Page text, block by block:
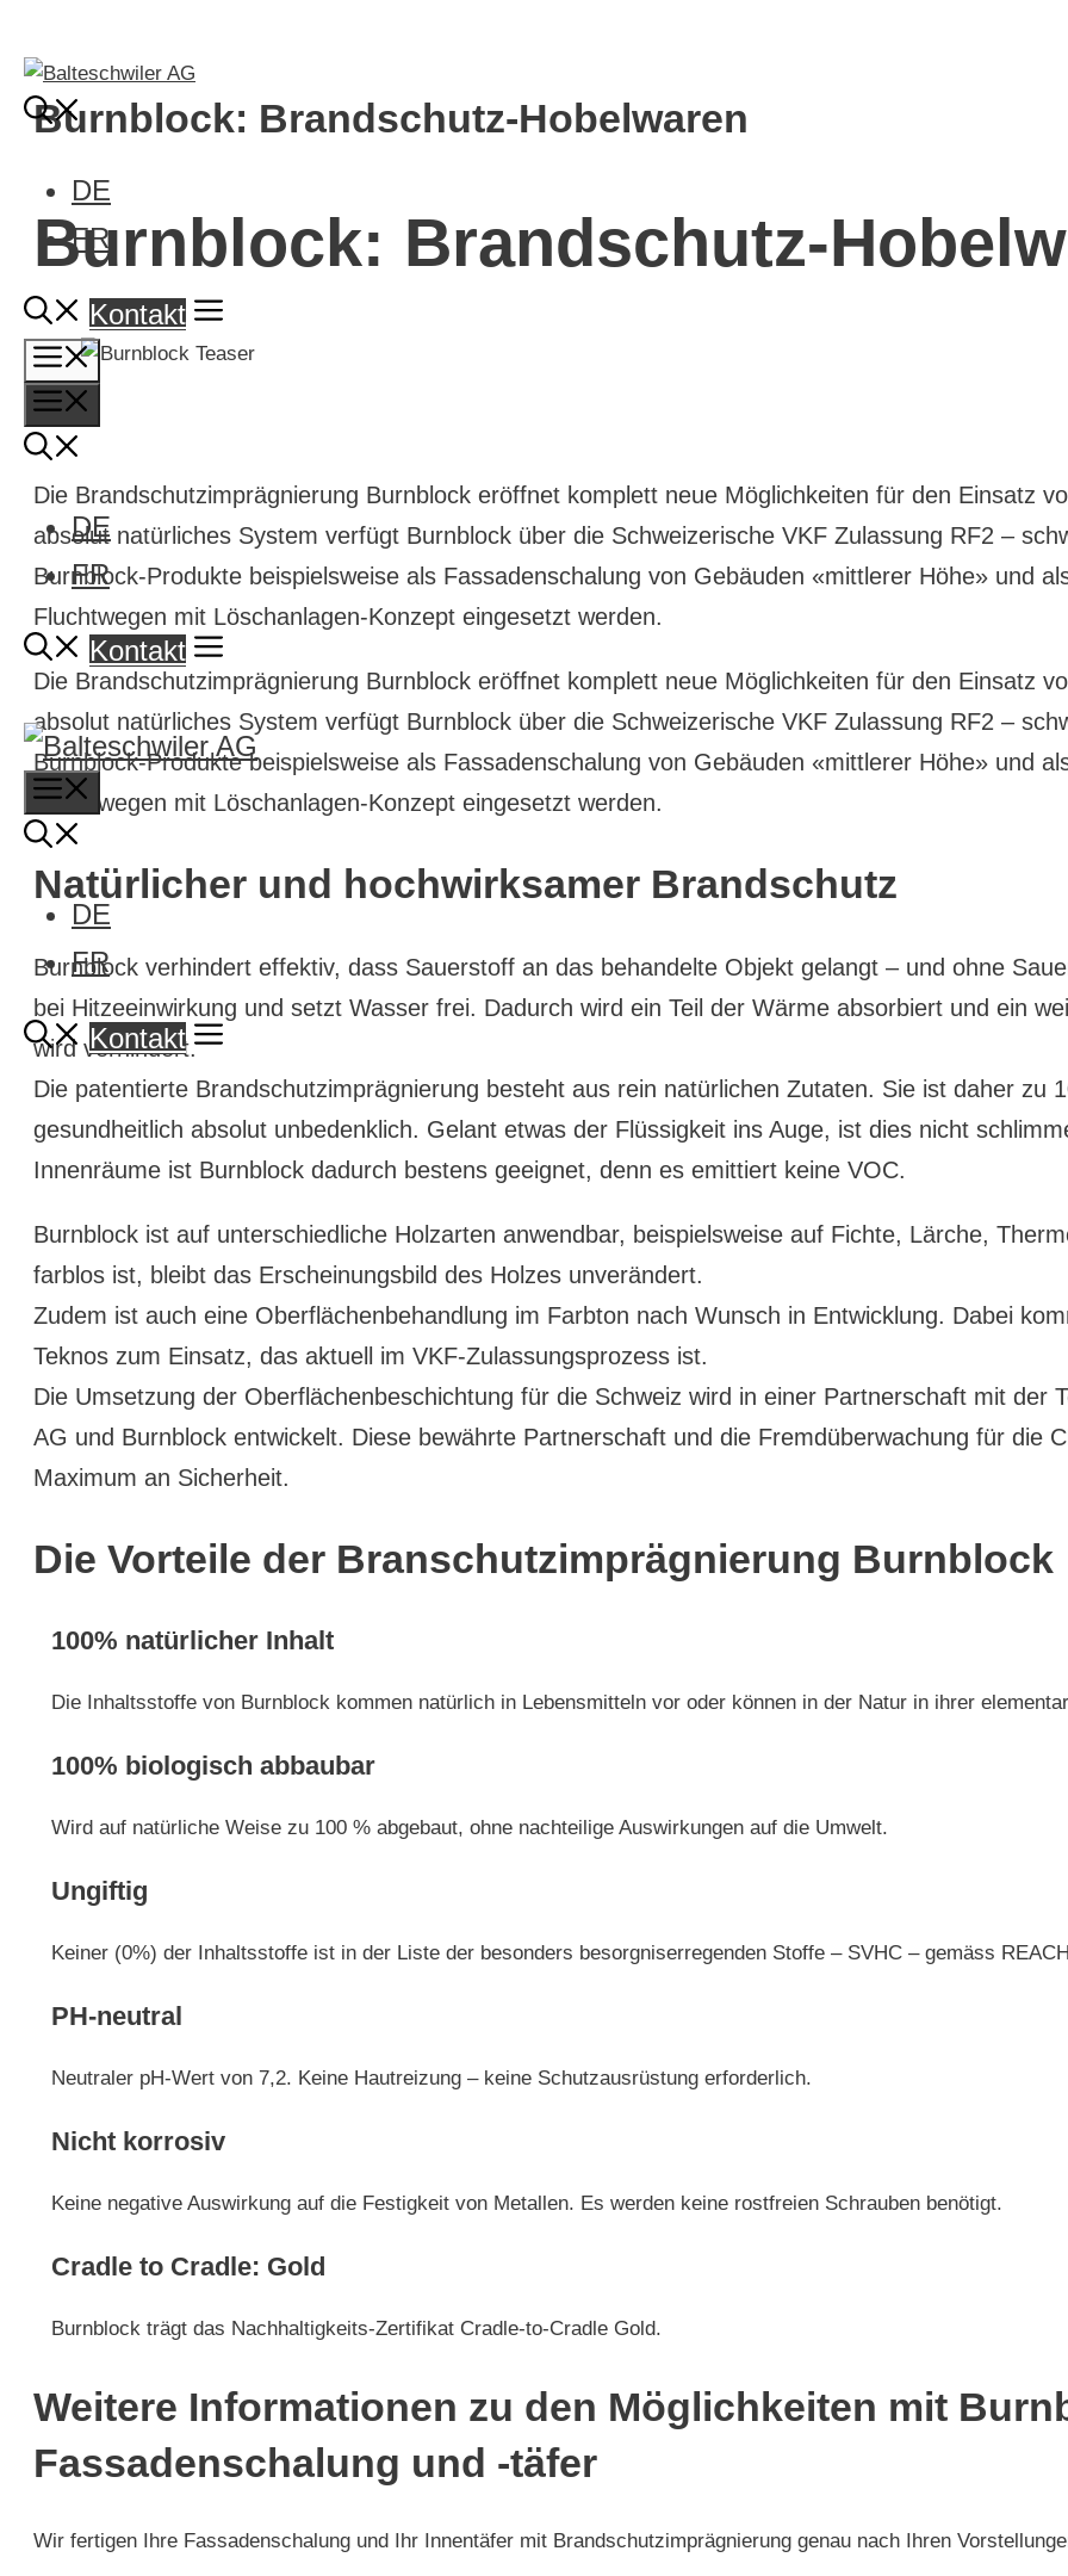
zum
Inhalt
DE
FR
Kontakt
Menü
DE
FR
Kontakt
Menu
DE
FR
Kontakt
Burnblock: Brandschutz-Hobelwaren
Burnblock: Brandschutz-
Die Brandschutzimprägnierung Burnblock eröffnet komplett neue Möglichkeiten für den Einsatz
absolut natürliches System verfügt Burnblock über die Schweizerische VKF Zulassung RF2 –
Burnblock-Produkte beispielsweise als Fassadenschalung von Gebäuden «mittlerer Höhe» und
Fluchtwegen mit Löschanlagen-Konzept eingesetzt werden.
Die Brandschutzimprägnierung Burnblock eröffnet komplett neue Möglichkeiten für den Einsatz
absolut natürliches System verfügt Burnblock über die Schweizerische VKF Zulassung RF2 –
Burnblock-Produkte beispielsweise als Fassadenschalung von Gebäuden «mittlerer Höhe» und
Fluchtwegen mit Löschanlagen-Konzept eingesetzt werden.
Natürlicher und hochwirksamer Brandschutz
Burnblock verhindert effektiv, dass Sauerstoff an das behandelte Objekt gelangt – und ohne
bei Hitzeeinwirkung und setzt Wasser frei. Dadurch wird ein Teil der Wärme absorbiert und ein
wird verhindert.
Die patentierte Brandschutzimprägnierung besteht aus rein natürlichen Zutaten. Sie ist daher zu
gesundheitlich absolut unbedenklich. Gelant etwas der Flüssigkeit ins Auge, ist dies nicht
Innenräume ist Burnblock dadurch bestens geeignet, denn es emittiert keine VOC.
Burnblock ist auf unterschiedliche Holzarten anwendbar, beispielsweise auf Fichte, Lärche,
farblos ist, bleibt das Erscheinungsbild des Holzes unverändert.
Zudem ist auch eine Oberflächenbehandlung im Farbton nach Wunsch in Entwicklung. Dabei
Teknos zum Einsatz, das aktuell im VKF-Zulassungsprozess ist.
Die Umsetzung der Oberflächenbeschichtung für die Schweiz wird in einer Partnerschaft mit der
AG und Burnblock entwickelt. Diese bewährte Partnerschaft und die Fremdüberwachung für die
Maximum an Sicherheit.
Die Vorteile der Branschutzimprägnierung Burnblock
100% natürlicher Inhalt
Die Inhaltsstoffe von Burnblock kommen natürlich in Lebensmitteln vor oder können in der Natur in ihrer
100% biologisch abbaubar
Wird auf natürliche Weise zu 100 % abgebaut, ohne nachteilige Auswirkungen auf die Umwelt.
Ungiftig
Keiner (0%) der Inhaltsstoffe ist in der Liste der besonders besorgniserregenden Stoffe – SVHC – gemäss
PH-neutral
Neutraler pH-Wert von 7,2. Keine Hautreizung – keine Schutzausrüstung erforderlich.
Nicht korrosiv
Keine negative Auswirkung auf die Festigkeit von Metallen. Es werden keine rostfreien Schrauben benötigt.
Cradle to Cradle: Gold
Burnblock trägt das Nachhaltigkeits-Zertifikat Cradle-to-Cradle Gold.
Weitere Informationen zu den Möglichkeiten mit
Fassadenschalung und -täfer
Wir fertigen Ihre Fassadenschalung und Ihr Innentäfer mit Brandschutzimprägnierung genau nach Ihren